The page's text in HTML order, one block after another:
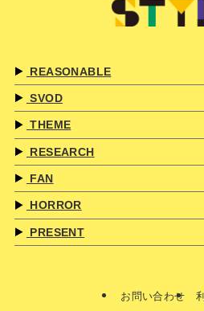
REASONABLE
SVOD
THEME
RESEARCH
FAN
HORROR
PRESENT
お問い合わせ